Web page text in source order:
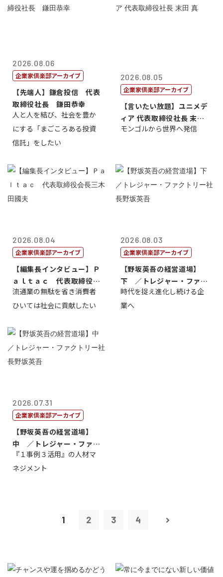
2026.08.06
企業家倶楽部アーカイブ
【先端人】鎌倉投信 代表
取締役社長 鎌田恭幸
人と人を結び、社会を豊か
にする「まごころある投資
信託」をしたい
2026.08.05
企業家倶楽部アーカイブ
【言いたい放題】ユニメデ
ィア 代表取締役社長 末田
真
モンゴルから世界へ発信
2026.08.04
企業家倶楽部アーカイブ
【編集長インタビュー】Ｐ
ａｌｔａｃ 代表取締役会
長三木田國夫
流通業の無駄を省き消費者
ひいては社会に貢献したい
2026.08.03
企業家倶楽部アーカイブ
【野坂英吾の経営道場】
下 ／トレジャー・ファク
トリー社長野坂...
時代を捉え進化し続ける企
業へ
2026.07.31
企業家倶楽部アーカイブ
【野坂英吾の経営道場】
中 ／トレジャー・ファク
トリー社長野坂...
『１事例３活用』の人材マ
ネジメント
1 2 3 4